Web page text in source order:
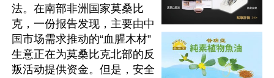
法。在南部非洲国家莫桑比
克，一份报告发现，主要由中
国市场需求推动的“血腥木材”
生意正在为莫桑比克北部的反
叛活动提供资金。但是，安全